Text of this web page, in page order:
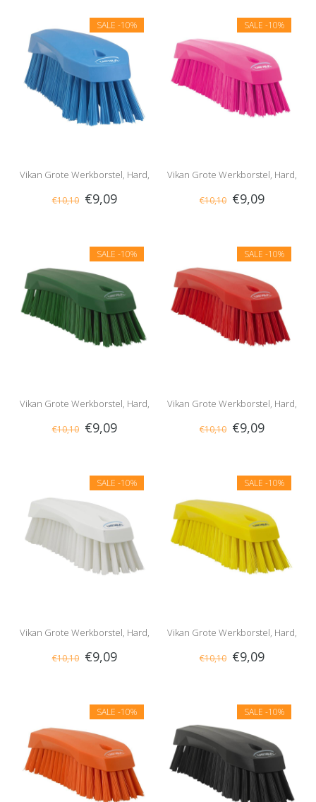
SALE -10%
Vikan Grote Werkborstel, Hard,
Blauw
€10,10 €9,09
SALE -10%
Vikan Grote Werkborstel, Hard,
Roze
€10,10 €9,09
SALE -10%
Vikan Grote Werkborstel, Hard,
Groen
€10,10 €9,09
SALE -10%
Vikan Grote Werkborstel, Hard,
Rood
€10,10 €9,09
SALE -10%
Vikan Grote Werkborstel, Hard,
Wit
€10,10 €9,09
SALE -10%
Vikan Grote Werkborstel, Hard,
Geel
€10,10 €9,09
SALE -10% SALE -10%